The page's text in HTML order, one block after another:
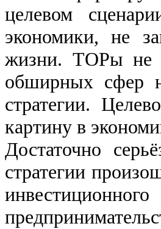
целевом
экономики, не
жизни. ТОРы не
обширных сфер
стратегии.
картину в
Достаточно
стратегии